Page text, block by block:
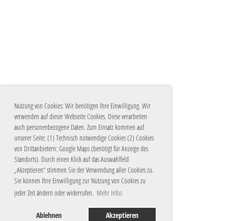
Nutzung von Cookies: Wir benötigen Ihre Einwilligung. Wir
verwenden auf dieser Webseite Cookies. Diese verarbeiten
auch personenbezogene Daten. Zum Einsatz kommen auf
unserer Seite: (1) Technisch notwendige Cookies (2) Cookies
von Drittanbietern: Google Maps (benötigt für Anzeige des
Standorts). Durch einen Klick auf das Auswahlfeld
„Akzeptieren“ stimmen Sie der Verwendung aller Cookies zu.
Sie können Ihre Einwilligung zur Nutzung von Cookies zu
jeder Zeit ändern oder widerrufen. Mehr Infos
Ablehnen Akzeptieren